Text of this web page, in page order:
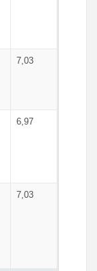
7,03
6,97
7,03